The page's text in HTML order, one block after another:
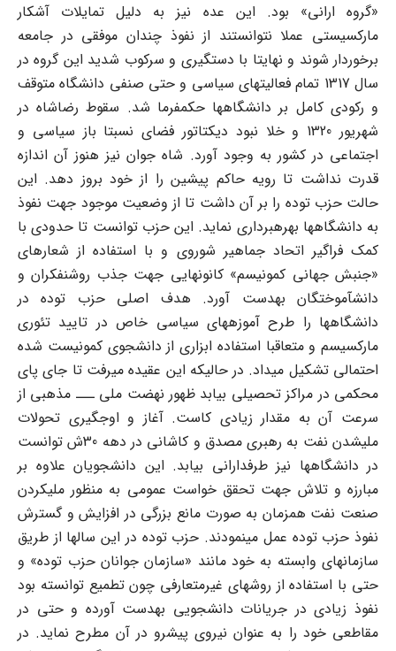
«گروه ارانی» بود. این عده نیز به دلیل تمایلات آشکار
مارکسیستی عملا نتوانستند از نفوذ چندان موفقی در جامعه
برخوردار شوند و نهایتا با دستگیری و سرکوب شدید این گروه در
سال 1317 تمام فعالیتهای سیاسی و حتی صنفی دانشگاه متوقف
و رکودی کامل بر دانشگاه‏ها حکمفرما شد. سقوط رضاشاه در
شهریور 1320 و خلا نبود دیکتاتور فضای نسبتا باز سیاسی و
اجتماعی در کشور به وجود آورد. شاه جوان نیز هنوز آن اندازه
قدرت نداشت تا رویه حاکم پیشین را از خود بروز دهد. این
حالت حزب توده را بر آن داشت تا از وضعیت موجود جهت نفوذ
به دانشگاه‏ها بهره‏برداری نماید. این حزب توانست تا حدودی با
کمک فراگیر اتحاد جماهیر شوروی و با استفاده از شعارهای
«جنبش جهانی کمونیسم» کانونهایی جهت جذب روشنفکران و
دانش‏آموختگان به‎دست آورد. هدف اصلی حزب توده در
دانشگاه‏ها را طرح آموزه‏های سیاسی خاص در تایید تئوری
مارکسیسم و متعاقبا استفاده ابزاری از دانشجوی کمونیست شده
احتمالی تشکیل می‏داد. در حالی‏که این عقیده می‏رفت تا جای پای
محکمی در مراکز تحصیلی بیابد ظهور نهضت ملی ـــ مذهبی از
سرعت آن به مقدار زیادی کاست. آغاز و اوج‏گیری تحولات
ملی‏شدن نفت به رهبری مصدق و کاشانی در دهه 30ش توانست
در دانشگاه‏ها نیز طرفدارانی بیابد. این دانشجویان علاوه بر
مبارزه و تلاش جهت تحقق خواست عمومی به منظور ملی‏کردن
صنعت نفت همزمان به صورت مانع بزرگی در افزایش و گسترش
نفوذ حزب توده عمل می‏نمودند. حزب توده در این سالها از طریق
سازمانهای وابسته به خود مانند «سازمان جوانان حزب توده» و
حتی با استفاده از روشهای غیرمتعارفی چون تطمیع توانسته بود
نفوذ زیادی در جریانات دانشجویی به‎دست آورده و حتی در
مقاطعی خود را به عنوان نیروی پیشرو در آن مطرح نماید. در